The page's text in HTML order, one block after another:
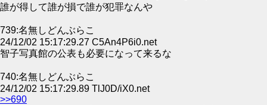
誰が得して誰が損で誰が犯罪なんや
739:名無しどんぶらこ
24/12/02 15:17:29.27 C5An4P6i0.net
智子写真館の公表も必要になって来るな
740:名無しどんぶらこ
24/12/02 15:17:29.89 TlJ0D/iX0.net
>>690